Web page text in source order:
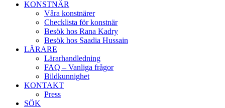
KONSTNÄR
Våra konstnärer
Checklista för konstnär
Besök hos Rana Kadry
Besök hos Saadia Hussain
LÄRARE
Lärarhandledning
FAQ – Vanliga frågor
Bildkunnighet
KONTAKT
Press
SÖK